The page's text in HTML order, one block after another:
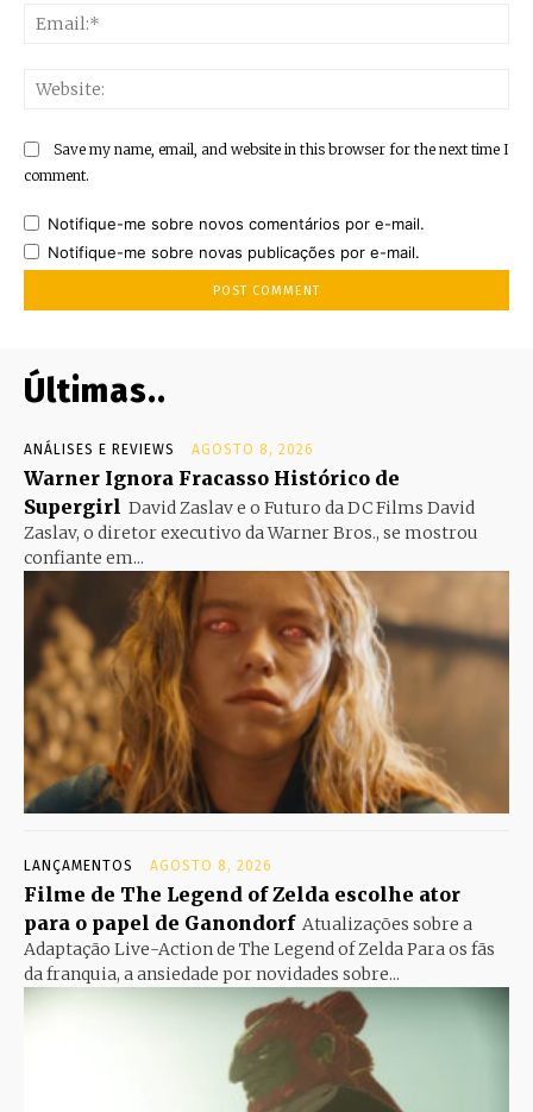
Save my name, email, and website in this browser for the next time I
comment.
Notifique-me sobre novos comentários por e-mail.
Notifique-me sobre novas publicações por e-mail.
Últimas..
ANÁLISES E REVIEWS AGOSTO 8, 2026
Warner Ignora Fracasso Histórico de
Supergirl David Zaslav e o Futuro da DC Films David
Zaslav, o diretor executivo da Warner Bros., se mostrou
confiante em...
LANÇAMENTOS AGOSTO 8, 2026
Filme de The Legend of Zelda escolhe ator
para o papel de Ganondorf Atualizações sobre a
Adaptação Live-Action de The Legend of Zelda Para os fãs
da franquia, a ansiedade por novidades sobre...